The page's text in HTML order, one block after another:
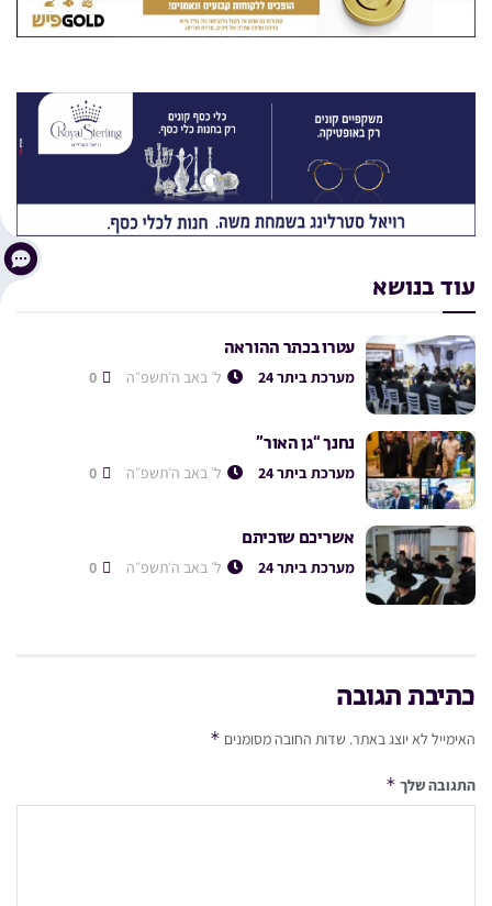
עוד בנושא
עטרו בכתר ההוראה
מערכת ביתר 24 ל׳ באב ה׳תשפ״ה
נחנך “גן האור”
מערכת ביתר 24 ל׳ באב ה׳תשפ״ה
אשריכם שזכיתם
מערכת ביתר 24 ל׳ באב ה׳תשפ״ה
כתיבת תגובה
האימייל לא יוצג באתר. שדות החובה מסומנים *
התגובה שלך *